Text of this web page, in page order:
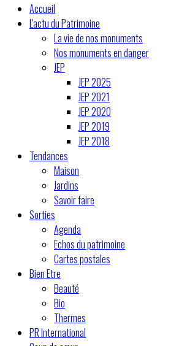
Accueil
L'actu du Patrimoine
La vie de nos monuments
Nos monuments en danger
JEP
JEP 2025
JEP 2021
JEP 2020
JEP 2019
JEP 2018
Tendances
Maison
Jardins
Savoir faire
Sorties
Agenda
Echos du patrimoine
Cartes postales
Bien Etre
Beauté
Bio
Thermes
PR International